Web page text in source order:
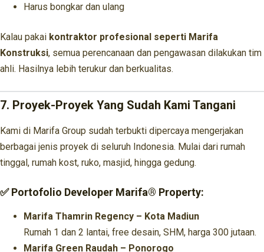
Harus bongkar dan ulang
Kalau pakai kontraktor profesional seperti Marifa
Konstruksi, semua perencanaan dan pengawasan dilakukan tim
ahli. Hasilnya lebih terukur dan berkualitas.
7. Proyek-Proyek Yang Sudah Kami Tangani
Kami di Marifa Group sudah terbukti dipercaya mengerjakan
berbagai jenis proyek di seluruh Indonesia. Mulai dari rumah
tinggal, rumah kost, ruko, masjid, hingga gedung.
✅ Portofolio Developer Marifa® Property:
Marifa Thamrin Regency – Kota Madiun
Rumah 1 dan 2 lantai, free desain, SHM, harga 300 jutaan.
Marifa Green Raudah – Ponorogo